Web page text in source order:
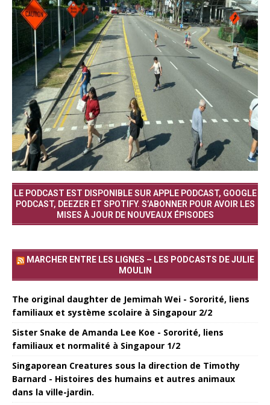
LE PODCAST EST DISPONIBLE SUR APPLE PODCAST, GOOGLE
PODCAST, DEEZER ET SPOTIFY. S’ABONNER POUR AVOIR LES
MISES À JOUR DE NOUVEAUX ÉPISODES
MARCHER ENTRE LES LIGNES – LES PODCASTS DE JULIE
MOULIN
The original daughter de Jemimah Wei - Sororité, liens
familiaux et système scolaire à Singapour 2/2
Sister Snake de Amanda Lee Koe - Sororité, liens
familiaux et normalité à Singapour 1/2
Singaporean Creatures sous la direction de Timothy
Barnard - Histoires des humains et autres animaux
dans la ville-jardin.